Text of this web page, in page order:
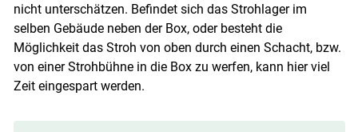
nicht unterschätzen. Befindet sich das Strohlager im
selben Gebäude neben der Box, oder besteht die
Möglichkeit das Stroh von oben durch einen Schacht, bzw.
von einer Strohbühne in die Box zu werfen, kann hier viel
Zeit eingespart werden.